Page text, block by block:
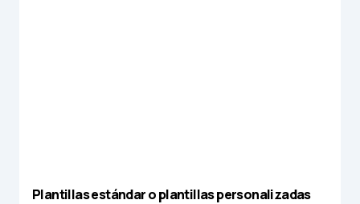
Plantillas estándar o plantillas personalizadas